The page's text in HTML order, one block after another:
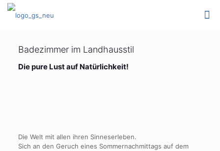
Badezimmer im Landhausstil
Die pure Lust auf Natürlichkeit!
Die Welt mit allen ihren Sinneserleben.
Sich an den Geruch eines Sommernachmittags auf dem